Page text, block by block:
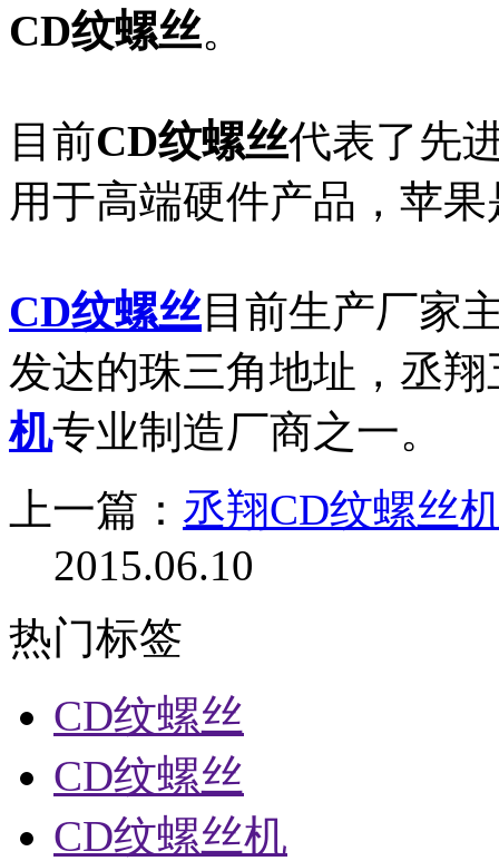
CD纹螺丝。
目前CD纹螺丝代表了先
用于高端硬件产品，苹
CD纹螺丝目前生产厂家
发达的珠三角地址，丞
机专业制造厂商之一。
上一篇： 丞翔CD纹螺丝
2015.06.10
热门标签
CD纹螺丝
CD纹螺丝
CD纹螺丝机